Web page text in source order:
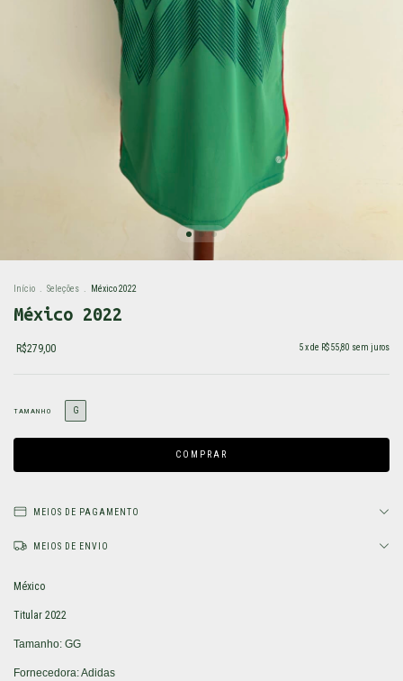
Início . Seleções . México 2022
México 2022
R$279,00 5x de R$55,80 sem juros
TAMANHO G
MEIOS DE PAGAMENTO
MEIOS DE ENVIO
México
Titular 2022
Tamanho: GG
Fornecedora: Adidas